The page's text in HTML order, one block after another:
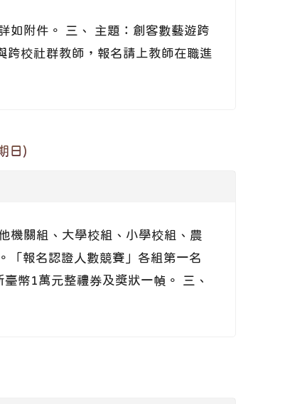
如附件。 三、 主題：創客數藝遊跨
校社群教師，報名請上教師在職進
日)
機關組、大學校組、小學校組、農
「報名認證人數競賽」各組第一名
幣1萬元整禮券及獎狀一幀。 三、